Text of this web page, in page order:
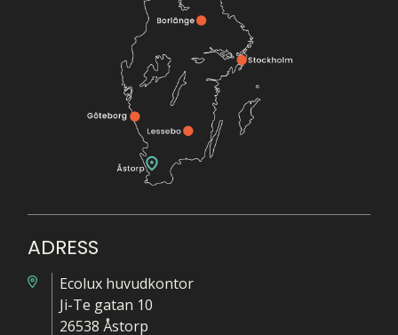
ADRESS
Ecolux huvudkontor
Ji-Te gatan 10
26538 Åstorp